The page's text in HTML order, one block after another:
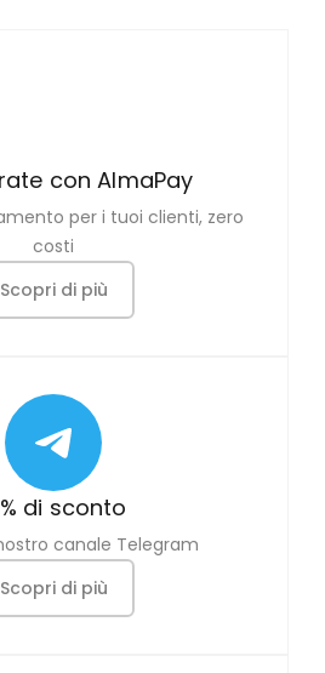
con AlmaPay
per i tuoi clienti, zero
costi
Scopri di più
di sconto
canale Telegram
Scopri di più